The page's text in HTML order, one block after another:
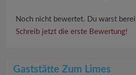
Noch nicht bewertet. Du warst
Schreib jetzt die erste Bewertung!
Gaststätte Zum Limes